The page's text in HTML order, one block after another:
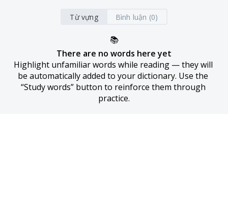
Từ vựng Bình luận (0)
📚
There are no words here yet
Highlight unfamiliar words while reading — they will
be automatically added to your dictionary. Use the
“Study words” button to reinforce them through
practice.